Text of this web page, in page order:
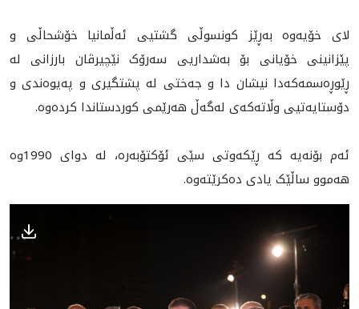
لای خۆیه‌وه‌ به‌ڕێز کونسوڵی گشتیی ئه‌ڵمانیا خۆشحاڵی و
پێزانینی خۆیانی بۆ به‌شداریی سه‌رۆک نێچیرڤان بارزانی له‌
ڕێوڕه‌سمه‌که‌دا نیشان دا و جه‌ختی له‌ پشتگیری و په‌یوه‌ندی و
دۆستایه‌تیی وڵاته‌که‌ی له‌گه‌ڵ هه‌رێمی کوردستاندا‌ کرده‌وه‌.
ئه‌م بۆنه‌یه‌ که‌ ڕێکه‌وتی سێی ئۆکتۆبه‌ره‌، له‌ دوای 1990‌وه‌
هه‌موو ساڵێک یادی ده‌کرێته‌وه‌.